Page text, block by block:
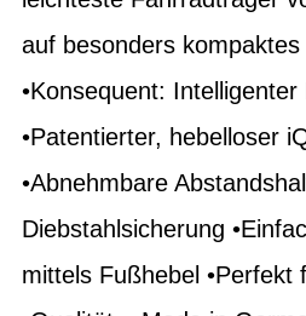
auf besonders
•Konsequent: Intelligenter
•Patentierter, hebelloser
•Abnehmbare
Diebstahlsicherung
mittels Fußhebel •Perfekt